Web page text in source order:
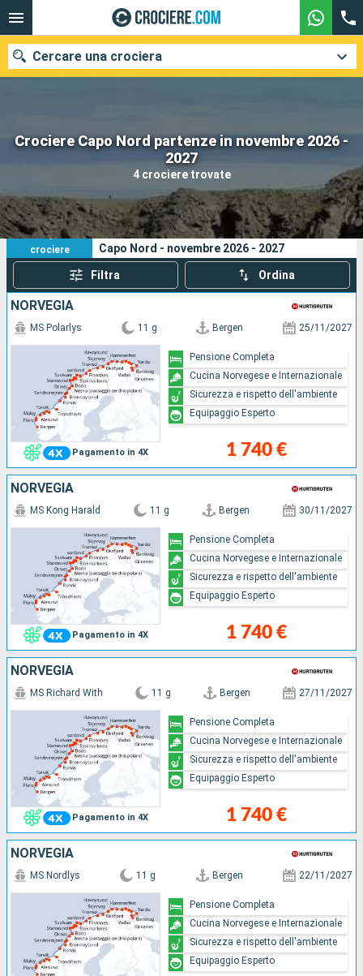
Crociere Capo Nord partenze in novembre 2026 -
2027
4 crociere trovate
Cercare una crociera
Le nostre destinazioni
Porti Compagnie
Ricerca
4
crociere
I tuoi criteri di ricerca:
Capo Nord - novembre 2026 - 2027
Filtra Ordina
NORVEGIA
Pagamento in 4X
MS Polarlys 11 g Bergen 25/11/2027
1 740 €
Pensione Completa
Cucina Norvegese e Internazionale
Sicurezza e rispetto dell'ambiente
Equipaggio Esperto
NORVEGIA
Pagamento in 4X
MS Kong Harald 11 g Bergen 30/11/2027
1 740 €
Pensione Completa
Cucina Norvegese e Internazionale
Sicurezza e rispetto dell'ambiente
Equipaggio Esperto
NORVEGIA
Pagamento in 4X
MS Richard With 11 g Bergen 27/11/2027
1 740 €
Pensione Completa
Cucina Norvegese e Internazionale
Sicurezza e rispetto dell'ambiente
Equipaggio Esperto
NORVEGIA
MS Nordlys 11 g Bergen 22/11/2027
Pensione Completa
Cucina Norvegese e Internazionale
Sicurezza e rispetto dell'ambiente
Equipaggio Esperto